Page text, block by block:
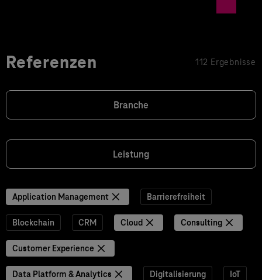
Referenzen 112 Ergebnisse
Branche
Leistung
Application Management Barrierefreiheit
Blockchain CRM Cloud Consulting
Customer Experience
Data Platform & Analytics Digitalisierung IoT